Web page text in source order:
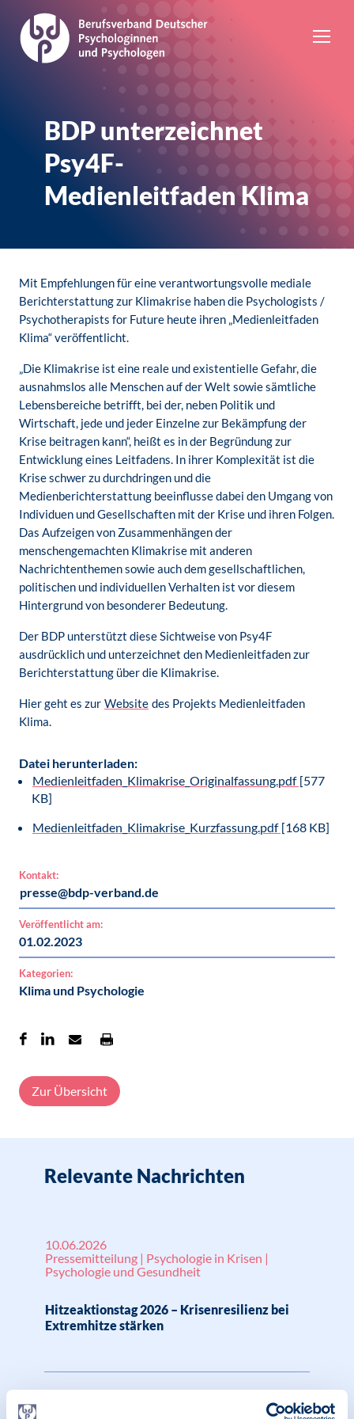
BDP unterzeichnet
Psy4F-
Medienleitfaden Klima
Mit Empfehlungen für eine verantwortungsvolle mediale
Berichterstattung zur Klimakrise haben die Psychologists /
Psychotherapists for Future heute ihren „Medienleitfaden
Klima“ veröffentlicht.
„Die Klimakrise ist eine reale und existentielle Gefahr, die
ausnahmslos alle Menschen auf der Welt sowie sämtliche
Lebensbereiche betrifft, bei der, neben Politik und
Wirtschaft, jede und jeder Einzelne zur Bekämpfung der
Krise beitragen kann“, heißt es in der Begründung zur
Entwicklung eines Leitfadens. In ihrer Komplexität ist die
Krise schwer zu durchdringen und die
Medienberichterstattung beeinflusse dabei den Umgang von
Individuen und Gesellschaften mit der Krise und ihren Folgen.
Das Aufzeigen von Zusammenhängen der
menschengemachten Klimakrise mit anderen
Nachrichtenthemen sowie auch dem gesellschaftlichen,
politischen und individuellen Verhalten ist vor diesem
Hintergrund von besonderer Bedeutung.
Der BDP unterstützt diese Sichtweise von Psy4F
ausdrücklich und unterzeichnet den Medienleitfaden zur
Berichterstattung über die Klimakrise.
Hier geht es zur Website des Projekts Medienleitfaden
Klima.
Datei herunterladen:
Medienleitfaden_Klimakrise_Originalfassung.pdf [577
KB]
Medienleitfaden_Klimakrise_Kurzfassung.pdf [168 KB]
Kontakt:
presse@bdp-verband.de
Veröffentlicht am:
01.02.2023
Kategorien:
Klima und Psychologie
Zur Übersicht
Relevante Nachrichten
10.06.2026
Pressemitteilung | Psychologie in Krisen |
Psychologie und Gesundheit
Hitzeaktionstag 2026 – Krisenresilienz bei
Extremhitze stärken